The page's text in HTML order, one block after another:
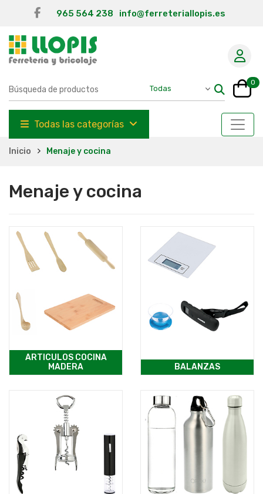
965 564 238 info@ferreteriallopis.es
0
Todas las categorías
Inicio Menaje y cocina
Menaje y cocina
ARTICULOS COCINA
MADERA
BALANZAS